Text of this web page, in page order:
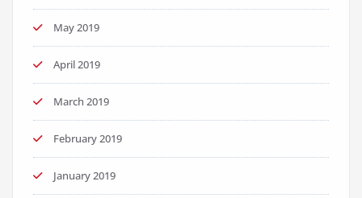
May 2019
April 2019
March 2019
February 2019
January 2019